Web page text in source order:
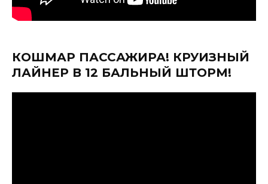
КОШМАР ПАССАЖИРА! КРУИЗНЫЙ
ЛАЙНЕР В 12 БАЛЬНЫЙ ШТОРМ!